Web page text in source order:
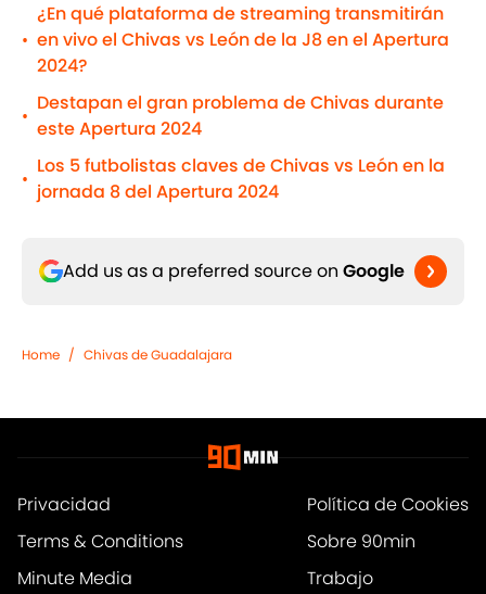
•
¿En qué plataforma de streaming transmitirán
en vivo el Chivas vs León de la J8 en el Apertura
2024?
•
Destapan el gran problema de Chivas durante
este Apertura 2024
•
Los 5 futbolistas claves de Chivas vs León en la
jornada 8 del Apertura 2024
Add us as a preferred source on Google
Home / Chivas de Guadalajara
Privacidad
Política de Cookies
Terms & Conditions
Sobre 90min
Minute Media
Trabajo